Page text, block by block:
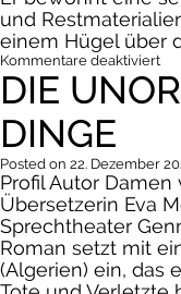
und
einem Hügel über
Kommentare deaktiviertfür
Die
DIE
DINGE
Posted on 22. Dezember
Profil Autor Damen
Übersetzerin Eva
Sprechtheater
Roman setzt mit
(Algerien) ein, das